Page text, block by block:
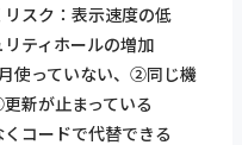
スク：表示速度の低
ティホールの増加
使っていない、②同じ機
新が止まっている
コードで代替できる